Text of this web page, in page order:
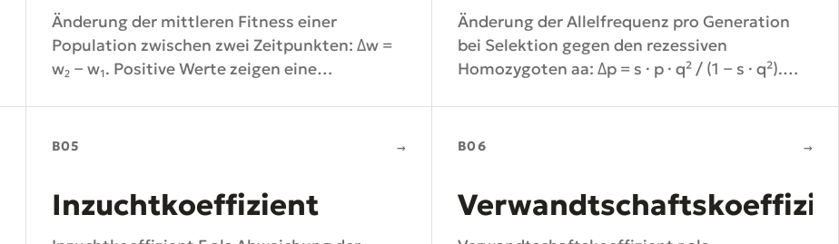
Änderung der mittleren Fitness einer
Population zwischen zwei Zeitpunkten: Δw =
w₂ − w₁. Positive Werte zeigen eine
Änderung der Allelfrequenz pro Generation
bei Selektion gegen den rezessiven
Homozygoten aa: Δp = s · p · q² / (1 − s · q²).
B05 →
Inzuchtkoeffizient
B06 →